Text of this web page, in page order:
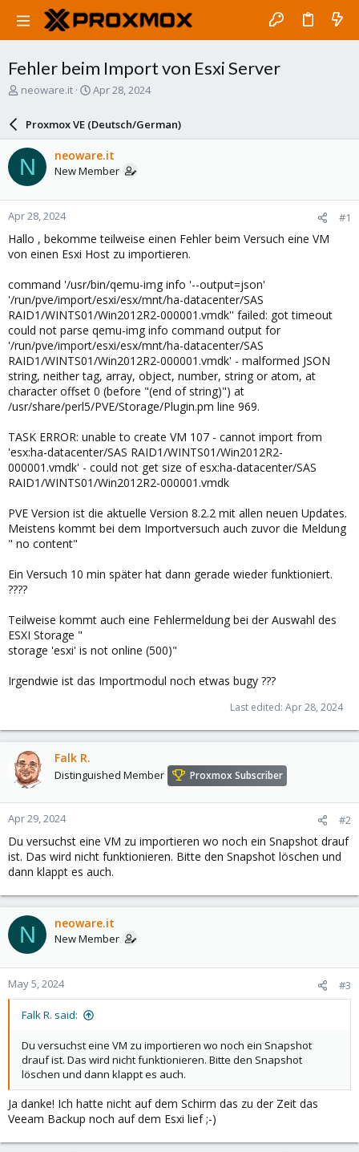
Fehler beim Import von Esxi Server
T
a
d
s
t
a
r
t
e
r
neoware.it
S
a
r
d
a
e
Apr 28, 2024
Proxmox VE (Deutsch/German)
N neoware.it
New Member
Apr 28, 2024 #1
Hallo , bekomme teilweise einen Fehler beim Versuch eine VM
von einen Esxi Host zu importieren.
command '/usr/bin/qemu-img info '--output=json'
'/run/pve/import/esxi/esx/mnt/ha-datacenter/SAS
RAID1/WINTS01/Win2012R2-000001.vmdk'' failed: got timeout
could not parse qemu-img info command output for
'/run/pve/import/esxi/esx/mnt/ha-datacenter/SAS
RAID1/WINTS01/Win2012R2-000001.vmdk' - malformed JSON
string, neither tag, array, object, number, string or atom, at
character offset 0 (before "(end of string)") at
/usr/share/perl5/PVE/Storage/Plugin.pm line 969.
TASK ERROR: unable to create VM 107 - cannot import from
'esx:ha-datacenter/SAS RAID1/WINTS01/Win2012R2-
000001.vmdk' - could not get size of esx:ha-datacenter/SAS
RAID1/WINTS01/Win2012R2-000001.vmdk
PVE Version ist die aktuelle Version 8.2.2 mit allen neuen Updates.
Meistens kommt bei dem Importversuch auch zuvor die Meldung
" no content"
Ein Versuch 10 min später hat dann gerade wieder funktioniert.
????
Teilweise kommt auch eine Fehlermeldung bei der Auswahl des
ESXI Storage "
storage 'esxi' is not online (500)"
Irgendwie ist das Importmodul noch etwas bugy ???
Last edited: Apr 28, 2024
Falk R.
Distinguished Member Proxmox Subscriber
Apr 29, 2024 #2
Du versuchst eine VM zu importieren wo noch ein Snapshot drauf
ist. Das wird nicht funktionieren. Bitte den Snapshot löschen und
dann klappt es auch.
N neoware.it
New Member
May 5, 2024 #3
Falk R. said:
Du versuchst eine VM zu importieren wo noch ein Snapshot
drauf ist. Das wird nicht funktionieren. Bitte den Snapshot
löschen und dann klappt es auch.
Ja danke! Ich hatte nicht auf dem Schirm das zu der Zeit das
Veeam Backup noch auf dem Esxi lief ;-)